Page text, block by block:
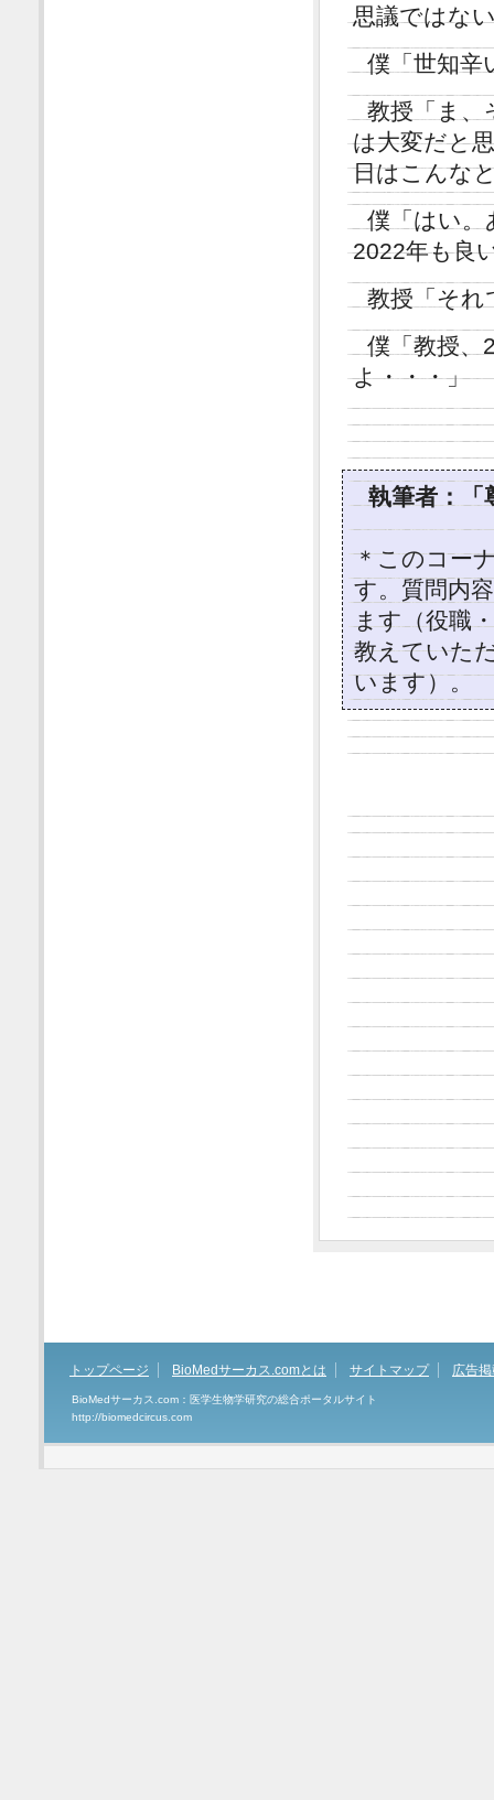
思議ではな
僕「世知辛
教授「ま、
は大変だと
日はこんな
僕「はい。
2022年も良
教授「それ
僕「教授、
よ・・・」
執筆者：「
＊このコー
す。質問内
ます（役職
教えていた
います）。
トップページ BioMedサーカス.comとは サイトマップ 広告
BioMedサーカス.com：医学生物学研究の総合ポータルサイト
http://biomedcircus.com